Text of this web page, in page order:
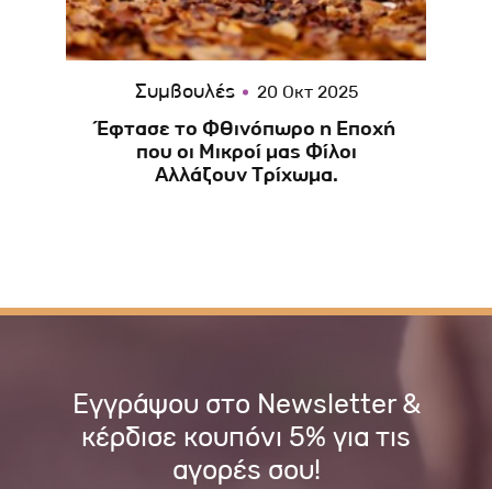
Συμβουλές 20 Οκτ 2025
Έφτασε το Φθινόπωρο η Εποχή
που οι Μικροί μας Φίλοι
Αλλάζουν Τρίχωμα.
Εγγράψου στο Newsletter &
κέρδισε κουπόνι 5% για τις
αγορές σου!